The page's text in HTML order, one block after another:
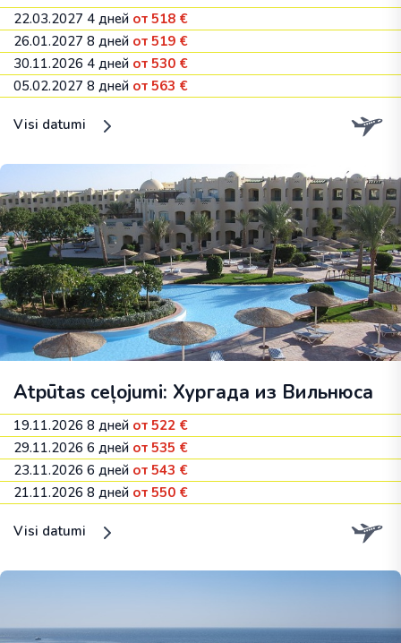
22.03.2027 4 дней от 518 €
26.01.2027 8 дней от 519 €
30.11.2026 4 дней от 530 €
05.02.2027 8 дней от 563 €
Visi datumi
Atpūtas ceļojumi: Хургада из Вильнюса
19.11.2026 8 дней от 522 €
29.11.2026 6 дней от 535 €
23.11.2026 6 дней от 543 €
21.11.2026 8 дней от 550 €
Visi datumi